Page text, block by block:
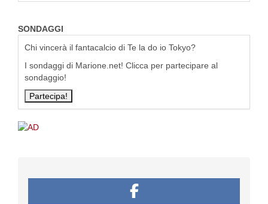
SONDAGGI
Chi vincerà il fantacalcio di Te la do io Tokyo?
I sondaggi di Marione.net! Clicca per partecipare al
sondaggio!